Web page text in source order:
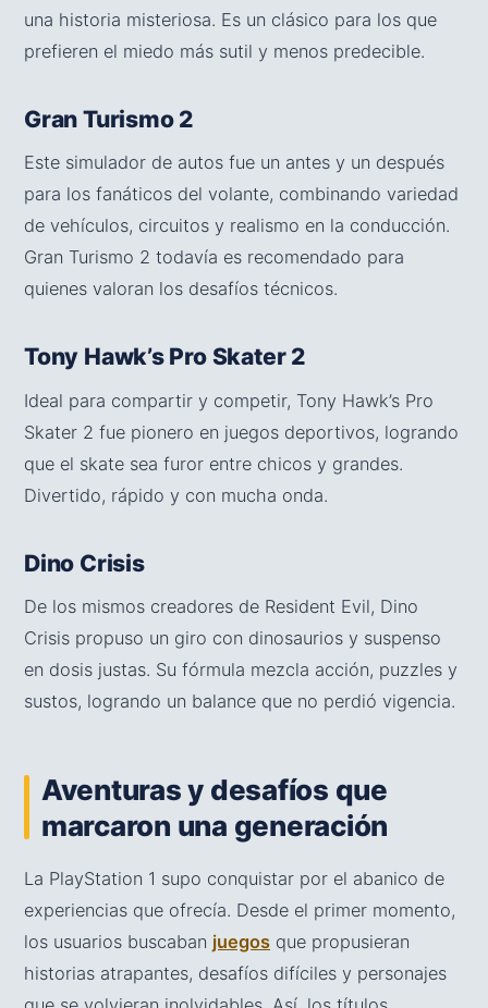
una historia misteriosa. Es un clásico para los que
prefieren el miedo más sutil y menos predecible.
Gran Turismo 2
Este simulador de autos fue un antes y un después
para los fanáticos del volante, combinando variedad
de vehículos, circuitos y realismo en la conducción.
Gran Turismo 2 todavía es recomendado para
quienes valoran los desafíos técnicos.
Tony Hawk’s Pro Skater 2
Ideal para compartir y competir, Tony Hawk’s Pro
Skater 2 fue pionero en juegos deportivos, logrando
que el skate sea furor entre chicos y grandes.
Divertido, rápido y con mucha onda.
Dino Crisis
De los mismos creadores de Resident Evil, Dino
Crisis propuso un giro con dinosaurios y suspenso
en dosis justas. Su fórmula mezcla acción, puzzles y
sustos, logrando un balance que no perdió vigencia.
Aventuras y desafíos que
marcaron una generación
La PlayStation 1 supo conquistar por el abanico de
experiencias que ofrecía. Desde el primer momento,
los usuarios buscaban juegos que propusieran
historias atrapantes, desafíos difíciles y personajes